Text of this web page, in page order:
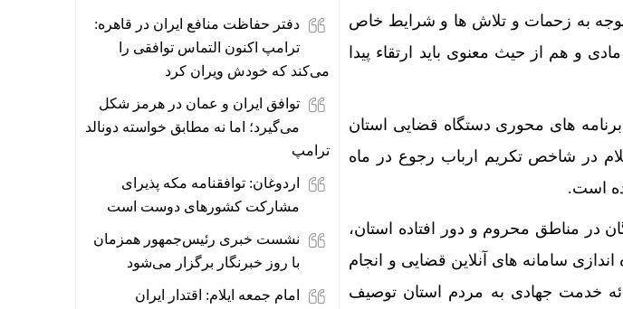
به زحمات و تلاش ها و شرایط خاص
و هم از حیث معنوی باید ارتقاء پیدا
های محوری دستگاه قضایی استان
در شاخص تکریم ارباب رجوع در ماه
است.
در مناطق محروم و دور افتاده استان،
سامانه های آنلاین قضایی و انجام
خدمت جهادی به مردم استان توصیف
دفتر حفاظت منافع ایران در قاهره:
ترامپ اکنون التماس توافقی را
می‌کند که خودش ویران کرد
توافق ایران و عمان در هرمز شکل
می‌گیرد؛ اما نه مطابق خواسته دونالد
ترامپ
اردوغان: توافقنامه مکه پذیرای
مشارکت کشورهای دوست است
نشست خبری رئیس‌جمهور همزمان
با روز خبرنگار برگزار می‌شود
امام جمعه ایلام: اقتدار ایران